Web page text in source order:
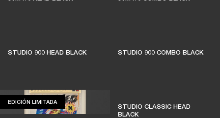
STUDIO 900 HEAD BLACK STUDIO 900 COMBO BLACK
EDICIÓN LIMITADAEDICIÓN LIMITADA
STUDIO CLASSIC HEAD
BLACK